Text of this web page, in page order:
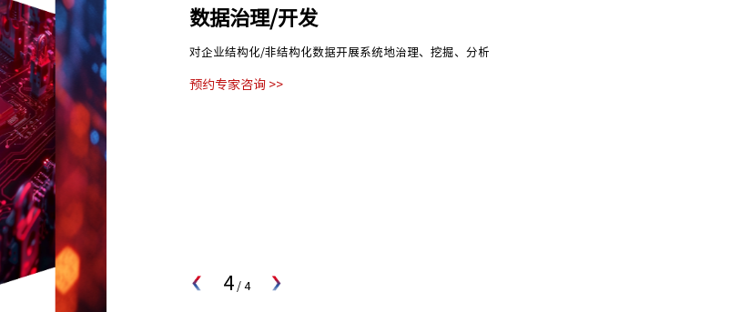
4/ 4
数据治理/开发
对企业结构化/非结构化数据开展系统地治理、挖掘、分析
预约专家咨询 >>